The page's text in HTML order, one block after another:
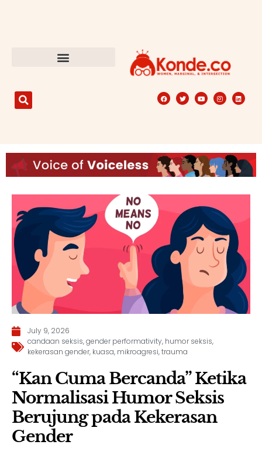
July 9, 2026
candaan seksis,gender performativity, humor seksis,
kekerasan gender, kuasa, mikroagresi,trauma
“Kan Cuma Bercanda” Ketika
Normalisasi Humor Seksis
Berujung pada Kekerasan
Gender